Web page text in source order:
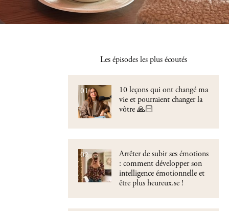
Les épisodes les plus écoutés
01
10 leçons qui ont changé ma
vie et pourraient changer la
vôtre 🙏🏻
02
Arrêter de subir ses émotions
: comment développer son
intelligence émotionnelle et
être plus heureux.se !